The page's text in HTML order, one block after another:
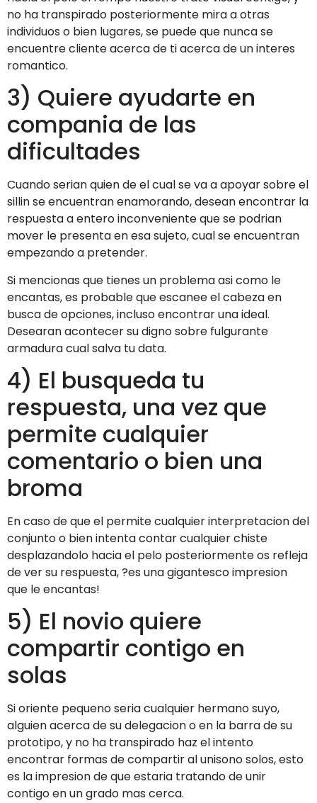
no ha transpirado posteriormente mira a otras
individuos o bien lugares, se puede que nunca se
encuentre cliente acerca de ti acerca de un interes
romantico.
3) Quiere ayudarte en
compania de las
dificultades
Cuando serian quien de el cual se va a apoyar sobre el
silli­n se encuentran enamorando, desean encontrar la
respuesta a entero inconveniente que se podri­an
mover le presenta en esa sujeto, cual se encuentran
empezando a pretender.
Si mencionas que tienes un problema asi­ como le
encantas, es probable que escanee el cabeza en
busca de opciones, incluso encontrar una ideal.
Desearan acontecer su digno sobre fulgurante
armadura cual salva tu data.
4) El busqueda tu
respuesta, una vez que
permite cualquier
comentario o bien una
broma
En caso de que el permite cualquier interpretacion del
conjunto o bien intenta contar cualquier chiste
desplazandolo hacia el pelo posteriormente os refleja
de ver su respuesta, ?es una gigantesco impresion
que le encantas!
5) El novio quiere
compartir contigo en
solas
Si oriente pequeno seri­a cualquier hermano suyo,
alguien acerca de su delegacion o en la barra de su
prototipo, y no ha transpirado haz el intento
encontrar formas de compartir al uni­sono solos, esto
es la impresion de que estaria tratando de unir
contigo en un grado mas cerca.